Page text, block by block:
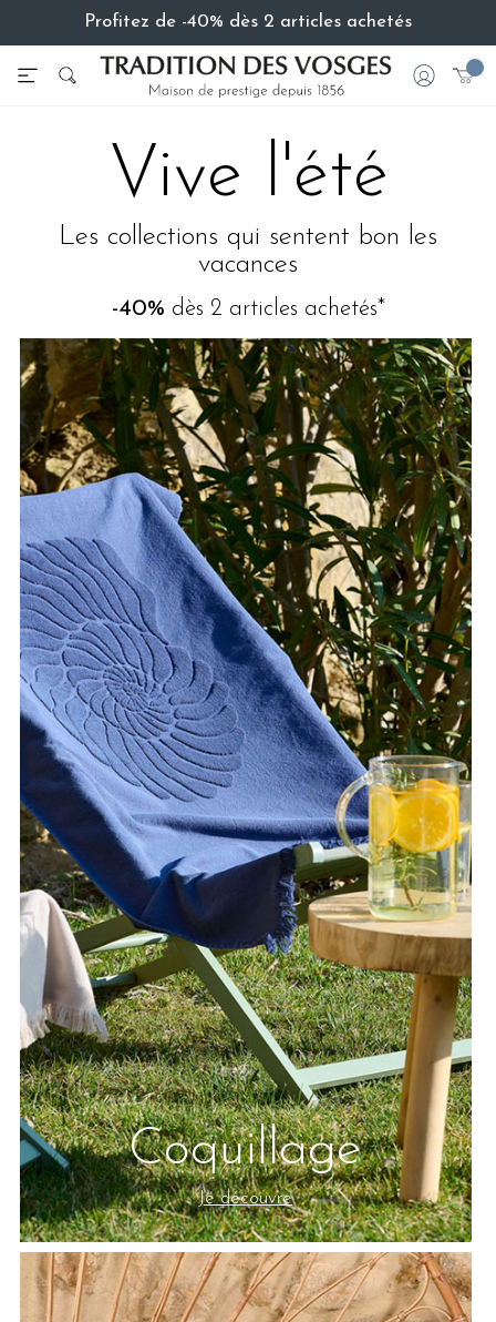
Profitez de -40% dès 2 articles achetés
Vive l'été
Les collections qui sentent bon les
vacances
-40% dès 2 articles achetés*
Coquillage
Je découvre